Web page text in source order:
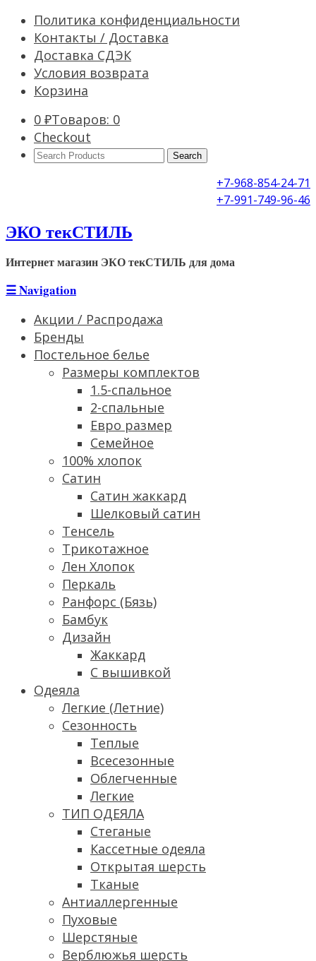
Политика конфиденциальности
Контакты / Доставка
Доставка СДЭК
Условия возврата
Корзина
0 ₽Товаров: 0
Checkout
Search
+7-968-854-24-71
+7-991-749-96-46
ЭКО текСТИЛЬ
Интернет магазин ЭКО текСТИЛЬ для дома
☰Navigation
Акции / Распродажа
Бренды
Постельное белье
Размеры комплектов
1.5-спальное
2-спальные
Евро размер
Семейное
100% хлопок
Сатин
Cатин жаккард
Шелковый сатин
Тенсель
Трикотажное
Лен Хлопок
Перкаль
Ранфорс (Бязь)
Бамбук
Дизайн
Жаккард
С вышивкой
Одеяла
Легкие (Летние)
Сезонность
Теплые
Всесезонные
Облегченные
Легкие
ТИП ОДЕЯЛА
Стеганые
Кассетные одеяла
Открытая шерсть
Тканые
Антиаллергенные
Пуховые
Шерстяные
Верблюжья шерсть